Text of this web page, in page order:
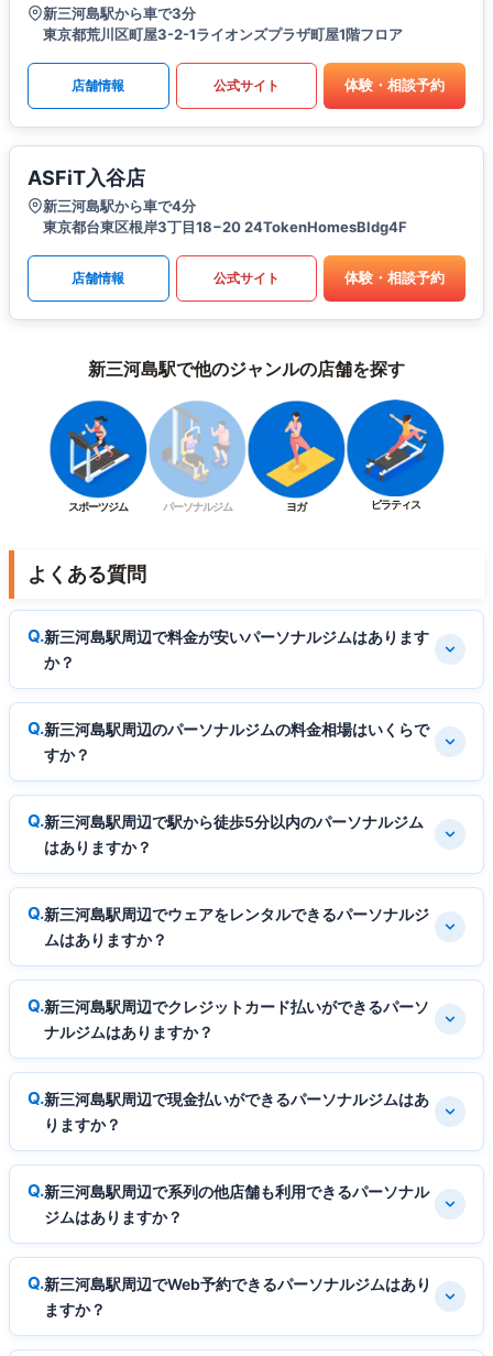
新三河島駅から車で3分
東京都荒川区町屋3-2-1ライオンズプラザ町屋1階フロア
店舗情報 公式サイト 体験・相談予約
ASFiT入谷店
新三河島駅から車で4分
東京都台東区根岸3丁目18−20 24TokenHomesBldg4F
店舗情報 公式サイト 体験・相談予約
新三河島駅で他のジャンルの店舗を探す
スポーツジム パーソナルジム ヨガ ピラティス
よくある質問
新三河島駅周辺で料金が安いパーソナルジムはあります
か？
新三河島駅周辺のパーソナルジムの料金相場はいくらで
すか？
新三河島駅周辺で駅から徒歩5分以内のパーソナルジム
はありますか？
新三河島駅周辺でウェアをレンタルできるパーソナルジ
ムはありますか？
新三河島駅周辺でクレジットカード払いができるパーソ
ナルジムはありますか？
新三河島駅周辺で現金払いができるパーソナルジムはあ
りますか？
新三河島駅周辺で系列の他店舗も利用できるパーソナル
ジムはありますか？
新三河島駅周辺でWeb予約できるパーソナルジムはあり
ますか？